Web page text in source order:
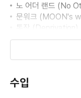
노 어더 랜드 (No
문워크 (MOON's
통잠 (Deprivation)
마지막 야구 경기
리틀 드리머즈
올파의 딸들 (Four
바얌섬 (Isle of
수입